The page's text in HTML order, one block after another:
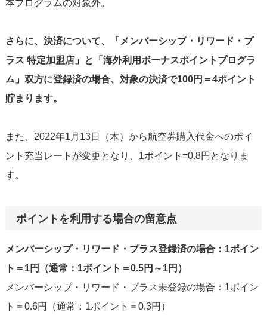
本プログラムの対象外。
さらに、決済について、「メンバーシップ・リワード・プ
ラス 特定加盟店」と「海外利用ボーナスポイントプログラ
ム」双方に登録済の場合、対象の決済で100円＝4ポイント
貯まります。
また、2022年1月13日（木）から航空券購入代金へのポイ
ント充当レートが変更となり、1ポイント=0.8円となりま
す。
ポイントを利用する場合の留意点
メンバーシップ・リワード・プラス登録済の場合：1ポイン
ト＝1円（通常：1ポイント＝0.5円～1円）
メンバーシップ・リワード・プラス未登録の場合：1ポイン
ト＝0.6円（通常：1ポイント＝0.3円）